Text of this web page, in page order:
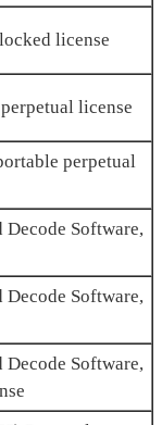
license
license
perpetual
Software,
Software,
Software,